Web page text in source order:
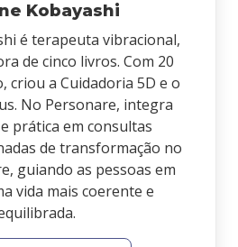
Kobayashi
é terapeuta vibracional,
de cinco livros. Com 20
criou a Cuidadoria 5D e o
No Personare, integra
prática em consultas
de transformação no
guiando as pessoas em
vida mais coerente e